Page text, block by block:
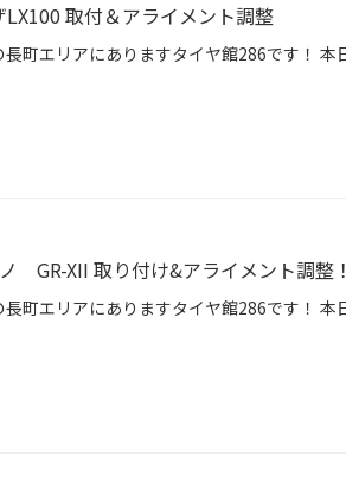
LX100 取付＆アライメント調整
XII 取り付け&アライメント調整！